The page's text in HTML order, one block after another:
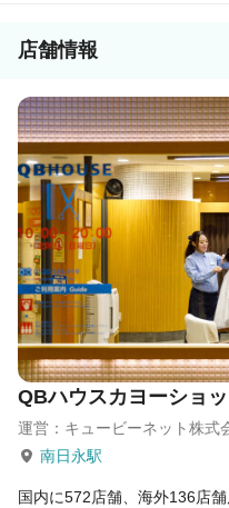
店舗情報
QBハウスカヨーショ
運営：キュービーネット株式
南日永駅
国内に572店舗、海外136店舗